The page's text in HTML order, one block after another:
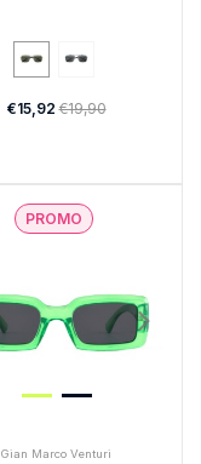
€15,92€19,90
PROMO
Gian Marco Venturi